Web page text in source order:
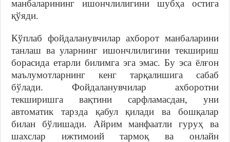
манбаларининг ишончлилигини шубҳа остига
қўяди.
Кўплаб фойдаланувчилар ахборот манбаларини
танлаш ва уларнинг ишончлилигини текшириш
борасида етарли билимга эга эмас. Бу эса ёлғон
маълумотларнинг кенг тарқалишига сабаб
бўлади. Фойдаланувчилар ахборотни
текширишга вақтини сарфламасдан, уни
автоматик тарзда қабул қилади ва бошқалар
билан бўлишади. Айрим манфаатли гуруҳ ва
шахслар ижтимоий тармоқ ва онлайн